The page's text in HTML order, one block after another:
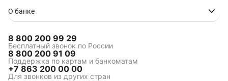
О банке
8 800 200 99 29
Бесплатный звонок по России
8 800 200 91 09
Поддержка по картам и банкоматам
+7 863 200 00 00
Для звонков из других стран